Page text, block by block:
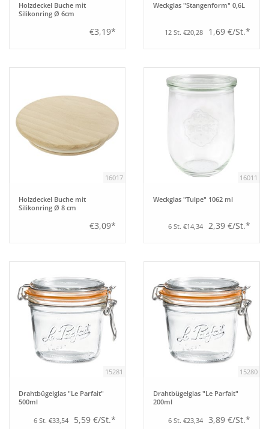
Holzdeckel Buche mit
Silikonring Ø 6cm
€3,19*
Weckglas "Stangenform" 0,6L
12 St. €20,28 1,69 €/St.*
16017
Holzdeckel Buche mit
Silikonring Ø 8 cm
€3,09*
16011
Weckglas "Tulpe" 1062 ml
6 St. €14,34 2,39 €/St.*
15281
Drahtbügelglas "Le Parfait"
500ml
6 St. €33,54 5,59 €/St.*
15280
Drahtbügelglas "Le Parfait"
200ml
6 St. €23,34 3,89 €/St.*